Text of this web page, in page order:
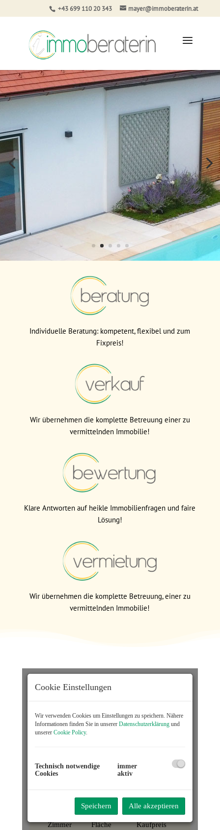
+43 699 110 20 343 mayer@immoberaterin.at
WIEVIEL IST IHRE IMMOBILIE WERT?
Um den Wert einer Immobilie ermitteln zu können,
“braucht es viel Know-how und beträchtliche
Erfahrung!”
KONTAKT
Individuelle Beratung: kompetent, flexibel und zum
Fixpreis!
Wir übernehmen die komplette Betreuung einer zu
vermittelnden Immobilie!
Klare Antworten auf heikle Immobilienfragen und faire
Lösung!
Wir übernehmen die komplette Betreuung, einer zu
vermittelnden Immobilie!